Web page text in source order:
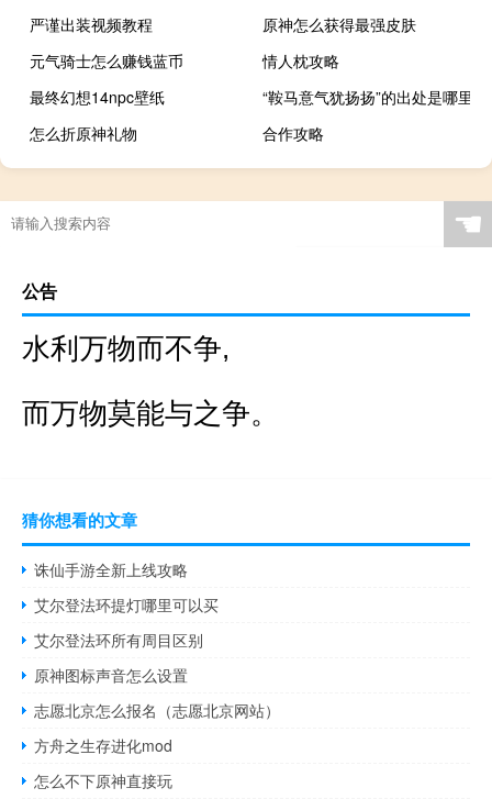
严谨出装视频教程
原神怎么获得最强皮肤
元气骑士怎么赚钱蓝币
情人枕攻略
最终幻想14npc壁纸
“鞍马意气犹扬扬”的出处是哪里
怎么折原神礼物
合作攻略
☚
公告
水利万物而不争,
而万物莫能与之争。
猜你想看的文章
诛仙手游全新上线攻略
艾尔登法环提灯哪里可以买
艾尔登法环所有周目区别
原神图标声音怎么设置
志愿北京怎么报名（志愿北京网站）
方舟之生存进化mod
怎么不下原神直接玩